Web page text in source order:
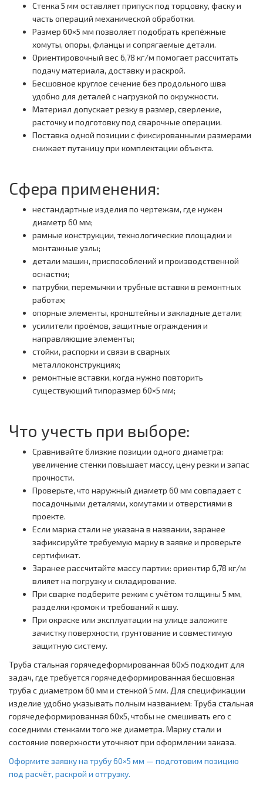
Стенка 5 мм оставляет припуск под торцовку, фаску и
часть операций механической обработки.
Размер 60×5 мм позволяет подобрать крепёжные
хомуты, опоры, фланцы и сопрягаемые детали.
Ориентировочный вес 6,78 кг/м помогает рассчитать
подачу материала, доставку и раскрой.
Бесшовное круглое сечение без продольного шва
удобно для деталей с нагрузкой по окружности.
Материал допускает резку в размер, сверление,
расточку и подготовку под сварочные операции.
Поставка одной позиции с фиксированными размерами
снижает путаницу при комплектации объекта.
Сфера применения:
нестандартные изделия по чертежам, где нужен
диаметр 60 мм;
рамные конструкции, технологические площадки и
монтажные узлы;
детали машин, приспособлений и производственной
оснастки;
патрубки, перемычки и трубные вставки в ремонтных
работах;
опорные элементы, кронштейны и закладные детали;
усилители проёмов, защитные ограждения и
направляющие элементы;
стойки, распорки и связи в сварных
металлоконструкциях;
ремонтные вставки, когда нужно повторить
существующий типоразмер 60×5 мм;
Что учесть при выборе:
Сравнивайте близкие позиции одного диаметра:
увеличение стенки повышает массу, цену резки и запас
прочности.
Проверьте, что наружный диаметр 60 мм совпадает с
посадочными деталями, хомутами и отверстиями в
проекте.
Если марка стали не указана в названии, заранее
зафиксируйте требуемую марку в заявке и проверьте
сертификат.
Заранее рассчитайте массу партии: ориентир 6,78 кг/м
влияет на погрузку и складирование.
При сварке подберите режим с учётом толщины 5 мм,
разделки кромок и требований к шву.
При окраске или эксплуатации на улице заложите
зачистку поверхности, грунтование и совместимую
защитную систему.
Труба стальная горячедеформированная 60x5 подходит для
задач, где требуется горячедеформированная бесшовная
труба с диаметром 60 мм и стенкой 5 мм. Для спецификации
изделие удобно указывать полным названием: Труба стальная
горячедеформированная 60x5, чтобы не смешивать его с
соседними стенками того же диаметра. Марку стали и
состояние поверхности уточняют при оформлении заказа.
Оформите заявку на трубу 60×5 мм — подготовим позицию
под расчёт, раскрой и отгрузку.